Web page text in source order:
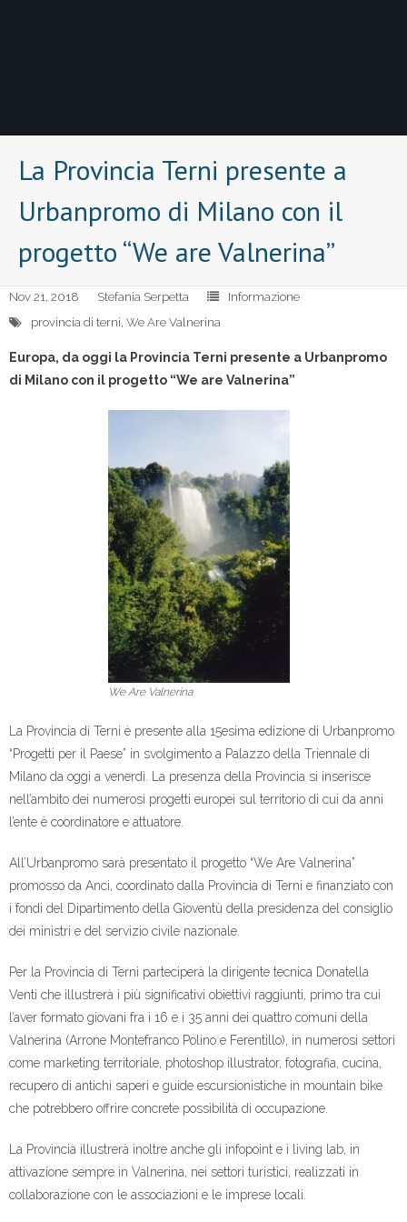
La Provincia Terni presente a
Urbanpromo di Milano con il
progetto “We are Valnerina”
Nov 21, 2018 Stefania Serpetta
Informazione
provincia di terni, We Are Valnerina
Europa, da oggi la Provincia Terni presente a Urbanpromo
di Milano con il progetto “We are Valnerina”
We Are Valnerina
La Provincia di Terni è presente alla 15esima edizione di Urbanpromo
“Progetti per il Paese” in svolgimento a Palazzo della Triennale di
Milano da oggi a venerdì. La presenza della Provincia si inserisce
nell’ambito dei numerosi progetti europei sul territorio di cui da anni
l’ente è coordinatore e attuatore.
All’Urbanpromo sarà presentato il progetto “We Are Valnerina”
promosso da Anci, coordinato dalla Provincia di Terni e finanziato con
i fondi del Dipartimento della Gioventù della presidenza del consiglio
dei ministri e del servizio civile nazionale.
Per la Provincia di Terni parteciperà la dirigente tecnica Donatella
Venti che illustrerà i più significativi obiettivi raggiunti, primo tra cui
l’aver formato giovani fra i 16 e i 35 anni dei quattro comuni della
Valnerina (Arrone Montefranco Polino e Ferentillo), in numerosi settori
come marketing territoriale, photoshop illustrator, fotografia, cucina,
recupero di antichi saperi e guide escursionistiche in mountain bike
che potrebbero offrire concrete possibilità di occupazione.
La Provincia illustrerà inoltre anche gli infopoint e i living lab, in
attivazione sempre in Valnerina, nei settori turistici, realizzati in
collaborazione con le associazioni e le imprese locali.